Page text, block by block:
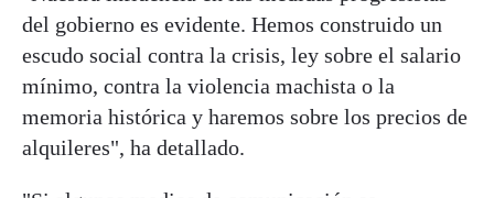
del gobierno es evidente. Hemos construido un
escudo social contra la crisis, ley sobre el salario
mínimo, contra la violencia machista o la
memoria histórica y haremos sobre los precios de
alquileres", ha detallado.